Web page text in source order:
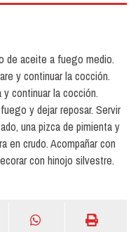
de aceite a fuego medio.
y continuar la cocción.
continuar la cocción.
y dejar reposar. Servir
una pizca de pimienta y
en crudo. Acompañar con
con hinojo silvestre.